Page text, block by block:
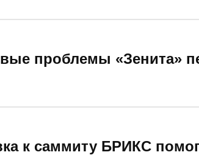
проблемы «Зенита»
к саммиту БРИКС